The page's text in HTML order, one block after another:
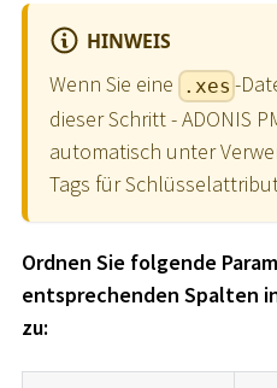
HINWEIS
Wenn Sie eine .xes -
dieser Schritt - ADONIS
automatisch unter
Tags für
Ordnen Sie folgende
entsprechenden Spalten
zu: